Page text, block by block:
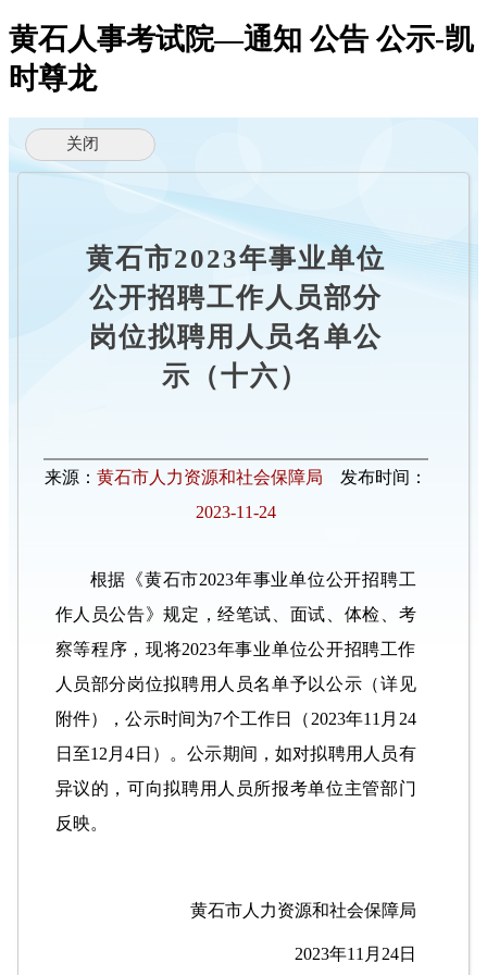
黄石人事考试院—通知 公告 公示-凯
时尊龙
黄石市2023年事业单位
公开招聘工作人员部分
岗位拟聘用人员名单公
示（十六）
来源： 黄石市人力资源和社会保障局 发布时间：
2023-11-24
根据《黄石市2023年事业单位公开招聘工
作人员公告》规定，经笔试、面试、体检、考
察等程序，现将2023年事业单位公开招聘工作
人员部分岗位拟聘用人员名单予以公示（详见
附件），公示时间为7个工作日（2023年11月24
日至12月4日）。公示期间，如对拟聘用人员有
异议的，可向拟聘用人员所报考单位主管部门
反映。
黄石市人力资源和社会保障局
2023年11月24日